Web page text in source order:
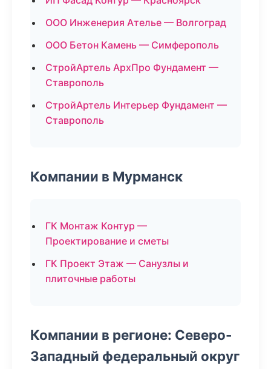
ООО Инженерия Ателье — Волгоград
ООО Бетон Камень — Симферополь
СтройАртель АрхПро Фундамент —
Ставрополь
СтройАртель Интерьер Фундамент —
Ставрополь
Компании в Мурманск
ГК Монтаж Контур —
Проектирование и сметы
ГК Проект Этаж — Санузлы и
плиточные работы
Компании в регионе: Северо-
Западный федеральный округ